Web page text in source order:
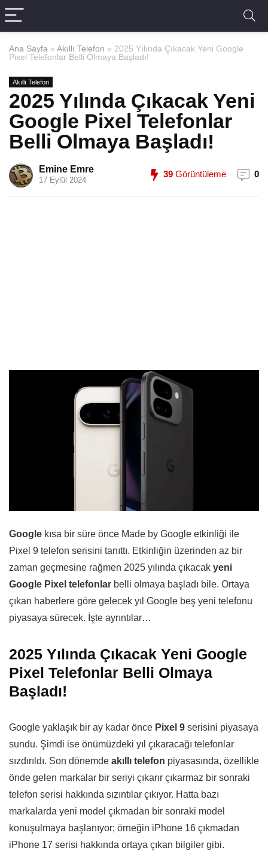
Ana Sayfa » Akıllı Telefon » 2025 Yılında Çıkacak Yeni Google
Pixel Telefonlar Belli Olmaya Başladı!
Akıllı Telefon
2025 Yılında Çıkacak Yeni
Google Pixel Telefonlar
Belli Olmaya Başladı!
Emine Emre
17 Eylül 2024
39 Görüntüleme 0
Google kısa bir süre önce Made by Google etkinliği ile
Pixel 9 telefon serisini tanıttı. Etkinliğin üzerinden az bir
zaman geçmesine rağmen 2025 yılında çıkacak yeni
Google Pixel telefonlar belli olmaya başladı bile. Ortaya
çıkan haberlere göre gelecek yıl Google beş yeni telefonu
piyasaya sürecek. İşte ayrıntılar…
2025 Yılında Çıkacak Yeni Google
Pixel Telefonlar Belli Olmaya
Başladı!
Google yaklaşık bir ay kadar önce Pixel 9 serisini piyasaya
sundu. Şimdi ise önümüzdeki yıl çıkaracağı telefonlar
sızdırıldı. Son dönemde akıllı telefon piyasasında, özellikle
önde gelen markalar bir seriyi çıkarır çıkarmaz bir sonraki
telefon serisi hakkında sızıntılar çıkıyor. Hatta bazı
markalarda yeni model çıkmadan bir sonraki model
konuşulmaya başlanıyor; örneğin iPhone 16 çıkmadan
iPhone 17 serisi hakkında ortaya çıkan bilgiler gibi.